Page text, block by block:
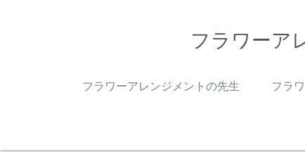
フラワーア
フラワーアレンジメントの先生 フラ